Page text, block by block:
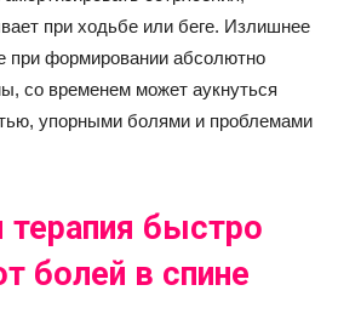
при ходьбе или беге. Излишнее
при формировании абсолютно
со временем может аукнуться
упорными болями и проблемами
терапия быстро
болей в спине